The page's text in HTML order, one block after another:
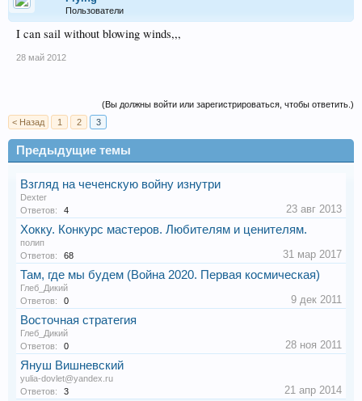
Пользователи
I can sail without blowing winds,,,
28 май 2012
(Вы должны войти или зарегистрироваться, чтобы ответить.)
< Назад
1 2 3
Предыдущие темы
Взгляд на чеченскую войну изнутри
Dexter
Ответов:
4 23 авг 2013
Хокку. Конкурс мастеров. Любителям и ценителям.
полип
Ответов:
68 31 мар 2017
Там, где мы будем (Война 2020. Первая космическая)
Глеб_Дикий
Ответов:
0 9 дек 2011
Восточная стратегия
Глеб_Дикий
Ответов:
0 28 ноя 2011
Януш Вишневский
yulia-dovlet@yandex.ru
Ответов:
3 21 апр 2014